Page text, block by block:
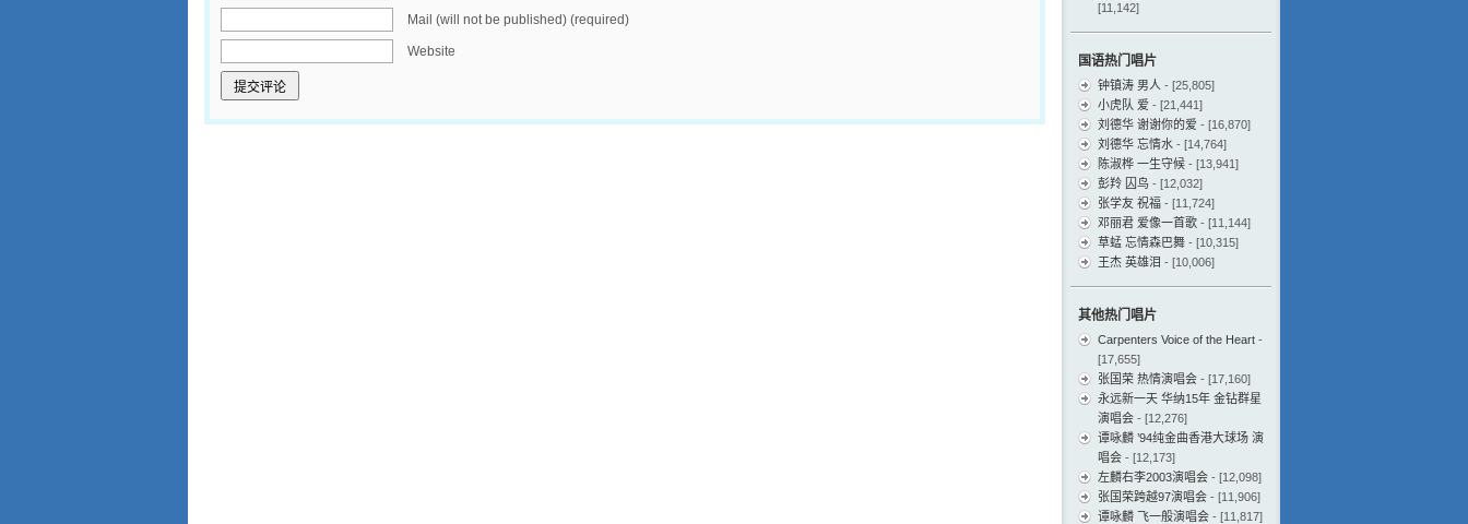
Mail (will not be published) (required)
Website
[11,142]
国语热门唱片
钟镇涛 男人 - [25,805]
小虎队 爱 - [21,441]
刘德华 谢谢你的爱 - [16,870]
刘德华 忘情水 - [14,764]
陈淑桦 一生守候 - [13,941]
彭羚 囚鸟 - [12,032]
张学友 祝福 - [11,724]
邓丽君 爱像一首歌 - [11,144]
草蜢 忘情森巴舞 - [10,315]
王杰 英雄泪 - [10,006]
其他热门唱片
Carpenters Voice of the Heart -
[17,655]
张国荣 热情演唱会 - [17,160]
永远新一天 华纳15年 金钻群星
演唱会 - [12,276]
谭咏麟 ’94纯金曲香港大球场 演
唱会 - [12,173]
左麟右李2003演唱会 - [12,098]
张国荣跨越97演唱会 - [11,906]
谭咏麟 飞一般演唱会 - [11,817]